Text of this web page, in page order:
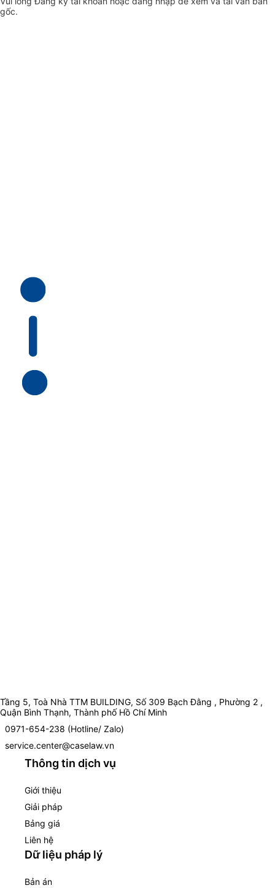
gốc.
Tầng 5, Toà Nhà TTM BUILDING, Số 309 Bạch Đằng , Phường 2 ,
Quận Bình Thạnh, Thành phố Hồ Chí Minh
0971-654-238 (Hotline/ Zalo)
service.center@caselaw.vn
Thông tin dịch vụ
Giới thiệu
Giải pháp
Bảng giá
Liên hệ
Dữ liệu pháp lý
Bản án